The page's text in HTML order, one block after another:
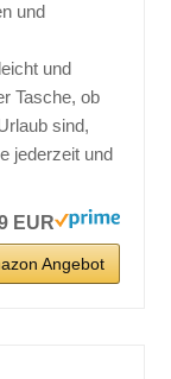
und
und
Tasche, ob
sind,
jederzeit und
EUR
Angebot